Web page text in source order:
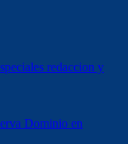
redaccion y
Dominio en